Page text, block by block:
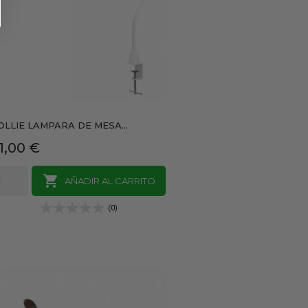
LAMPARA DE MESA...
€

AÑADIR AL CARRITO
(0)